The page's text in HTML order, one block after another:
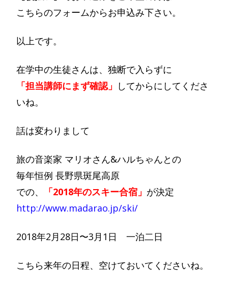
こちらのフォームからお申込み下さい。
以上です。
在学中の生徒さんは、独断で入らずに
「担当講師にまず確認」 してからにしてくださ
いね。
話は変わりまして
旅の音楽家 マリオさん&ハルちゃんとの
毎年恒例 長野県斑尾高原
での、
「2018年のスキー合宿」 が決定
http://www.madarao.jp/ski/
2018年2月28日〜3月1日 一泊二日
こちら来年の日程、空けておいてくださいね。